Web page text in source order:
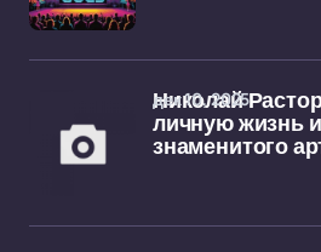
Николай
личную жизнь
знаменитого
дек 10, 2025